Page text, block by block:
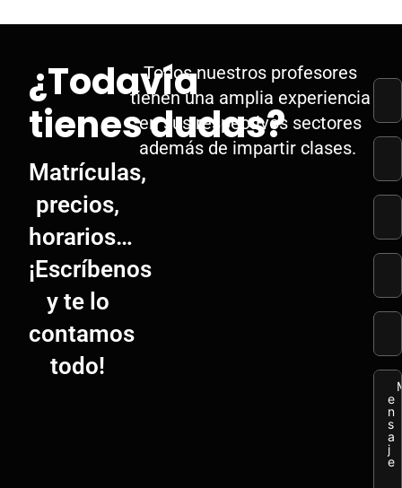
¿Todavía
tienes dudas?
Matrículas,
precios,
horarios…
¡Escríbenos
y te lo
contamos
todo!
Todos nuestros profesores
tienen una amplia experiencia
en sus respectivos sectores
además de impartir clases.